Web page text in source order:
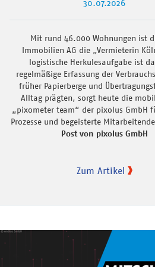
30.07.2026
Mit rund 46.000 Wohnungen ist
Immobilien AG die „Vermieterin
logistische Herkulesaufgabe ist
regelmäßige Erfassung der
früher Papierberge und
Alltag prägten, sorgt heute die
„pixometer team“ der pixolus GmbH
Prozesse und begeisterte
Post von pixolus GmbH
Zum Artikel